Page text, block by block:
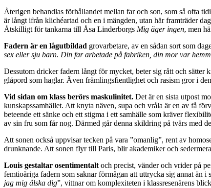
Återigen behandlas förhållandet mellan far och son, som så ofta
är långt ifrån klichéartad och en i mängden, utan här framträder
Åtskilligt för tankarna till Åsa Linderborgs Mig äger ingen, men
Fadern är en lågutbildad grovarbetare, av en sådan sort som
sex eller sju barn. Din far arbetade på fabriken, din mor var
Dessutom dricker fadern långt för mycket, beter sig rått och
glåpord som haglar. Även främlingsfientlighet och rasism gror i
Vid sidan om klass berörs maskulinitet. Det är en sista utpost
kunskapssamhället. Att knyta näven, supa och vråla är en av få
beteende ett sänke och ett stigma i ett samhälle som kräver
av sin fru som får nog. Därmed går denna skildring på tvärs med
Att sonen också uppvisar tecken på vara ”omanlig”, rent av
drunknande. Att sonen flyr till Paris, blir akademiker och
Louis gestaltar osentimentaltoch precist, vänder och vrider på
femtioåriga fadern som saknar förmågan att uttrycka sig annat än
jag mig älska dig”, vittnar om komplexiteten i klassresenärens